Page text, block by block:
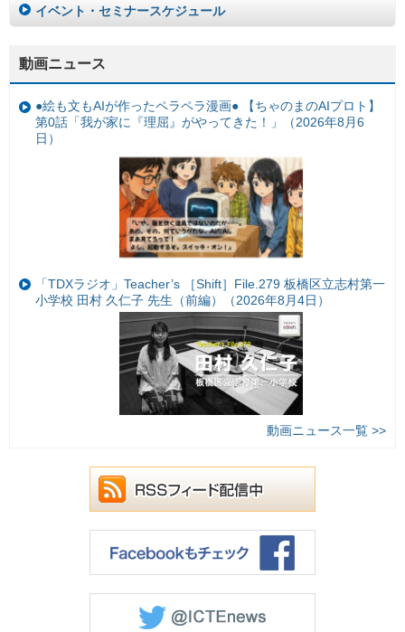
イベント・セミナースケジュール
動画ニュース
●絵も文もAIが作ったペラペラ漫画● 【ちゃのまのAIプロト】
第0話「我が家に『理屈』がやってきた！」（2026年8月6
日）
「TDXラジオ」Teacher’s ［Shift］File.279 板橋区立志村第一
小学校 田村 久仁子 先生（前編）（2026年8月4日）
動画ニュース一覧 >>